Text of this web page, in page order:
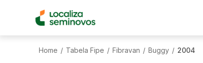
Home / Tabela Fipe / Fibravan / Buggy / 2004